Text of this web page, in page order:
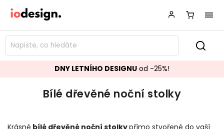
DNY LETNÍHO DESIGNU od -25%!
Bílé dřevěné noční stolky
Krásné bílé dřevěné noční stolkypřímo stvořené do vaší